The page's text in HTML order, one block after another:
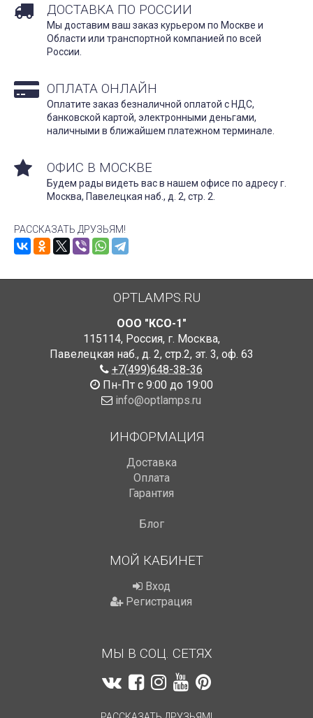
ДОСТАВКА ПО РОССИИ
Мы доставим ваш заказ курьером по Москве и
Области или транспортной компанией по всей
России.
ОПЛАТА ОНЛАЙН
Оплатите заказ безналичной оплатой с НДС,
банковской картой, электронными деньгами,
наличными в ближайшем платежном терминале.
ОФИС В МОСКВЕ
Будем рады видеть вас в нашем офисе по адресу г.
Москва, Павелецкая наб., д. 2, стр. 2.
РАССКАЗАТЬ ДРУЗЬЯМ!
OPTLAMPS.RU
ООО "КСО-1"
115114, Россия, г. Москва,
Павелецкая наб., д. 2, стр.2, эт. 3, оф. 63
+7(499)648-38-36
Пн-Пт с 9:00 до 19:00
info@optlamps.ru
ИНФОРМАЦИЯ
Доставка
Оплата
Гарантия
Блог
МОЙ КАБИНЕТ
Вход
Регистрация
МЫ В СОЦ. СЕТЯХ